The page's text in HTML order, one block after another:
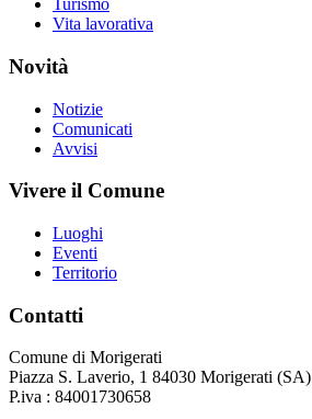
Turismo
Vita lavorativa
Novità
Notizie
Comunicati
Avvisi
Vivere il Comune
Luoghi
Eventi
Territorio
Contatti
Comune di Morigerati
Piazza S. Laverio, 1 84030 Morigerati (SA)
P.iva : 84001730658